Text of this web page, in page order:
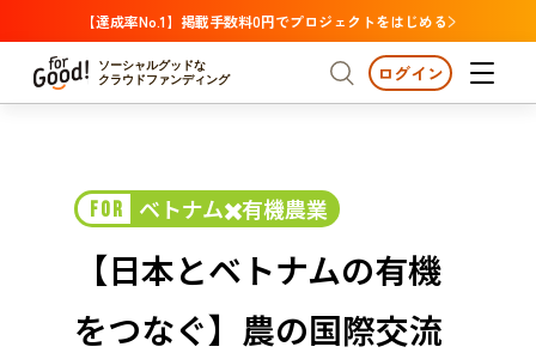
【達成率No.1】掲載手数料0円でプロジェクトをはじめる
ソーシャルグッドな
クラウドファンディング
プロジェクトからさがす 注目
カテゴリーからさがす 国際協力
医療・福祉
人権・マイノリティ
注目 新着
支援金額が多い
支援人数が多い
終了日が近い
カテゴリーからさがす
国際協力 医療・福祉
子ども・教育
ログイン
FOR ベトナム✖️有機農業
【日本とベトナムの有機
をつなぐ】農の国際交流